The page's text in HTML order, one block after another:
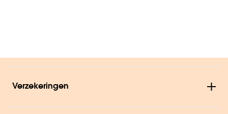
Verzekeringen